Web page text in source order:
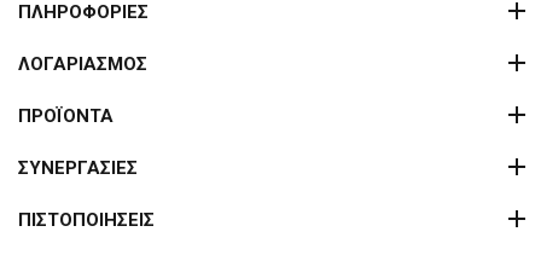
ΠΛΗΡΟΦΟΡΙΕΣ
ΛΟΓΑΡΙΑΣΜΟΣ
ΠΡΟΪΟΝΤΑ
ΣΥΝΕΡΓΑΣΙΕΣ
ΠΙΣΤΟΠΟΙΗΣΕΙΣ